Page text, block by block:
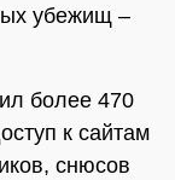
убежищ –
более 470
к сайтам
снюсов